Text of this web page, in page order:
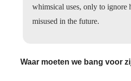
whimsical uses, only to ignore
misused in the future.
Waar moeten we bang voor